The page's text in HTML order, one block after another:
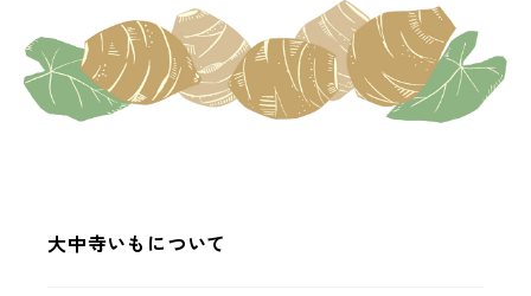
大中寺いもについて